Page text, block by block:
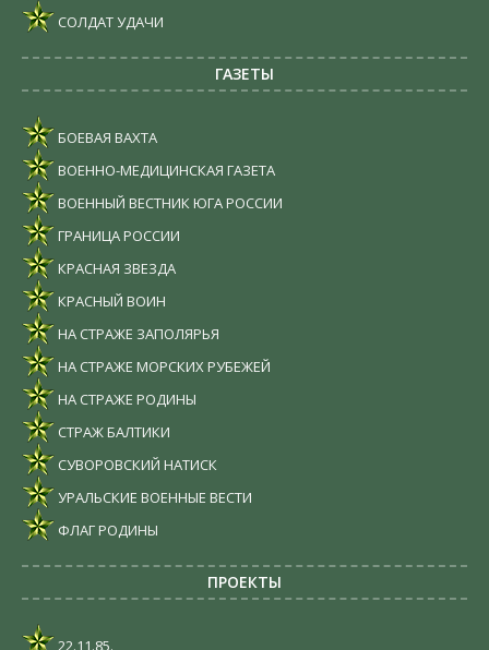
СОЛДАТ УДАЧИ
ГАЗЕТЫ
БОЕВАЯ ВАХТА
ВОЕННО-МЕДИЦИНСКАЯ ГАЗЕТА
ВОЕННЫЙ ВЕСТНИК ЮГА РОССИИ
ГРАНИЦА РОССИИ
КРАСНАЯ ЗВЕЗДА
КРАСНЫЙ ВОИН
НА СТРАЖЕ ЗАПОЛЯРЬЯ
НА СТРАЖЕ МОРСКИХ РУБЕЖЕЙ
НА СТРАЖЕ РОДИНЫ
СТРАЖ БАЛТИКИ
СУВОРОВСКИЙ НАТИСК
УРАЛЬСКИЕ ВОЕННЫЕ ВЕСТИ
ФЛАГ РОДИНЫ
ПРОЕКТЫ
22.11.85.